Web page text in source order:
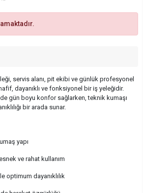
servis alanı, pit ekibi ve günlük profesyonel
dayanıklı ve fonksiyonel bir iş yeleğidir.
gün boyu konfor sağlarken, teknik kumaşı
bir arada sunar.
yapı
ve rahat kullanım
optimum dayanıklılık